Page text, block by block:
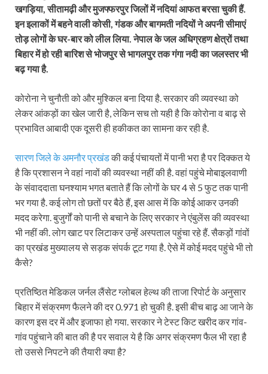
खगड़िया, सीतामढ़ी और मुजफ्फरपुर जिलों में नदियां आफत बरसा चुकी हैं.
इन इलाकों में बहने वाली कोसी, गंडक और बागमती नदियों ने अपनी सीमाएं
तोड़ लोगों के घर-बार को लील लिया. नेपाल के जल अधिग्रहण क्षेत्रों तथा
बिहार में हो रही बारिश से भोजपुर से भागलपुर तक गंगा नदी का जलस्तर भी
बढ़ गया है.
कोरोना ने चुनौती को और मुश्किल बना दिया है. सरकार की व्यवस्था को
लेकर आंकड़ों का खेल जारी है, लेकिन सच तो यही है कि कोरोना व बाढ़ से
प्रभावित आबादी एक दूसरी ही हकीकत का सामना कर रही है.
सारण जिले के अमनौर प्रखंडकी कई पंचायतों में पानी भरा है पर दिक्कत ये
है कि प्रशासन ने वहां नावों की व्यवस्था नहीं की है. वहां पहुंचे मोबाइलवाणी
के संवाददाता घनश्याम भगत बताते हैं कि लोगों के घर 4 से 5 फुट तक पानी
भर गया है. कई लोग तो छतों पर बैठे हैं, इस आस में कि कोई आकर उनकी
मदद करेगा. बुजुर्गों को पानी से बचाने के लिए सरकार ने एंबुलेंस की व्यवस्था
भी नहीं की. लोग खाट पर लिटाकर उन्हें अस्पताल पहुंचा रहे हैं. सैकड़ों गांवों
का प्रखंड मुख्यालय से सड़क संपर्क टूट गया है. ऐसे में कोई मदद पहुंचे भी तो
कैसे?
प्रतिष्ठित मेडिकल जर्नल लैंसेट ग्लोबल हेल्थ की ताजा रिपोर्ट के अनुसार
बिहार में संक्रमण फैलने की दर 0.971 हो चुकी है. इसी बीच बाढ़ आ जाने के
कारण इस दर में और इजाफा हो गया. सरकार ने टेस्ट किट खरीद कर गांव-
गांव पहुंचाने की बात की है पर सवाल ये है कि अगर संक्रमण फैल भी रहा है
तो उससे निपटने की तैयारी क्या है?